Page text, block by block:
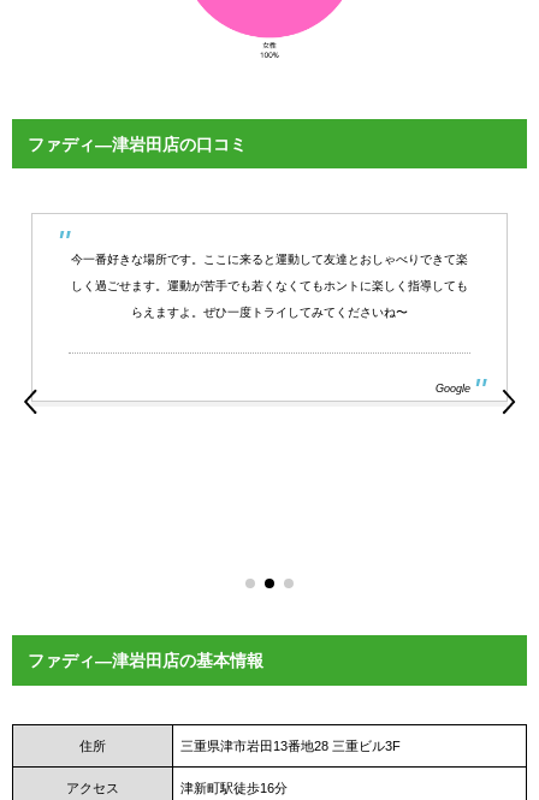
ファディ―津岩田店の口コミ
今一番好きな場所です。ここに来ると運動して友達とおしゃべりできて楽
しく過ごせます。運動が苦手でも若くなくてもホントに楽しく指導しても
らえますよ。ぜひ一度トライしてみてくださいね〜
Google
ファディ―津岩田店の基本情報
住所 三重県津市岩田13番地28 三重ビル3F
アクセス 津新町駅徒歩16分